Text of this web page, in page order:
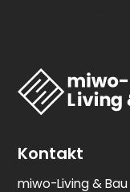
Kontakt
miwo-Living & Bau